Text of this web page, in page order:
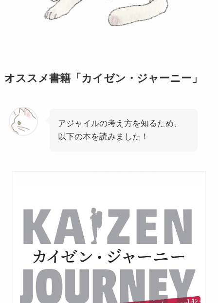
オススメ書籍「カイゼン・ジャーニー」
アジャイルの考え方を知るため、
以下の本を読みました！